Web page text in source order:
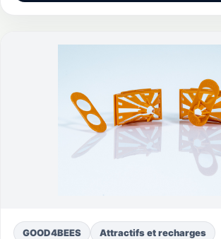
GOOD4BEES Attractifs et recharges